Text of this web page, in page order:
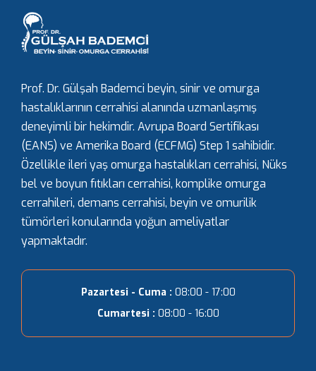
Prof. Dr. Gülşah Bademci beyin, sinir ve omurga
hastalıklarının cerrahisi alanında uzmanlaşmış
deneyimli bir hekimdir. Avrupa Board Sertifikası
(EANS) ve Amerika Board (ECFMG) Step 1 sahibidir.
Özellikle ileri yaş omurga hastalıkları cerrahisi, Nüks
bel ve boyun fıtıkları cerrahisi, komplike omurga
cerrahileri, demans cerrahisi, beyin ve omurilik
tümörleri konularında yoğun ameliyatlar
yapmaktadır.
Pazartesi - Cuma : 08:00 - 17:00
Cumartesi : 08:00 - 16:00